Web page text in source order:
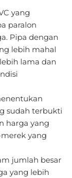
yang
paralon
Pipa dengan
lebih mahal
lama dan
sudah terbukti
harga yang
yang
jumlah besar
yang lebih